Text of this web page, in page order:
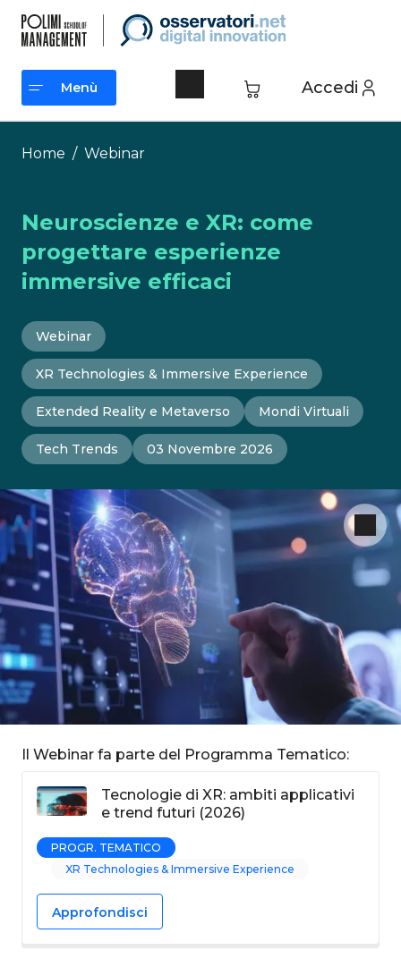
contenuto
Accedi
Menù
Menù
Home / Webinar
Neuroscienze e XR: come
progettare esperienze
immersive efficaci
Webinar
XR Technologies & Immersive Experience
Extended Reality e Metaverso Mondi Virtuali
Tech Trends 03 Novembre 2026
Il Webinar fa parte del Programma Tematico:
Tecnologie di XR: ambiti applicativi
e trend futuri (2026)
PROGR. TEMATICO
XR Technologies & Immersive Experience
Approfondisci